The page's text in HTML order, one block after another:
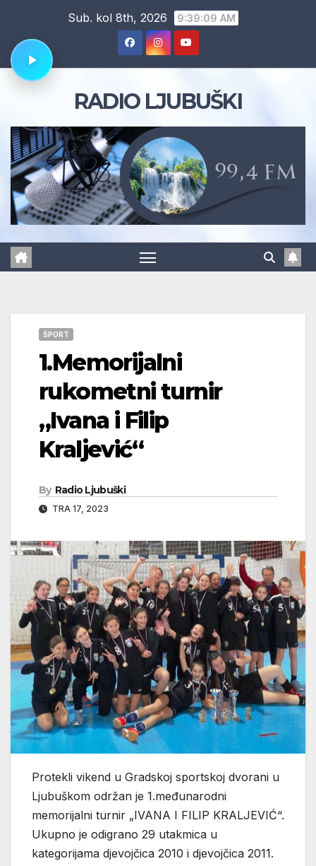
content
Sub. kol 8th, 2026 9:39:10 AM
RADIO LJUBUŠKI
ŠPORT
1.Memorijalni
rukometni turnir
„Ivana i Filip
Kraljević“
By Radio Ljubuški
TRA 17, 2023
Protekli vikend u Gradskoj sportskoj dvorani u
Ljubuškom održan je 1.međunarodni
memorijalni turnir „IVANA I FILIP KRALJEVIĆ“.
Ukupno je odigrano 29 utakmica u
kategorijama djevojčica 2010 i djevojčica 2011.